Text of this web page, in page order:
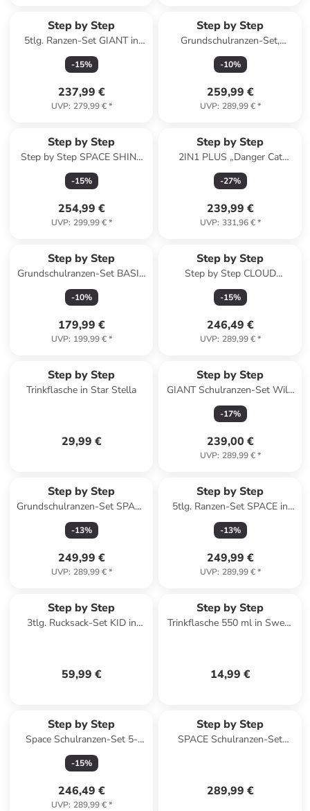
Step by Step
5tlg. Ranzen-Set GIANT in
Mermaid Lola
-15%
237,99 €
UVP: 279,99 €*
Step by Step
Grundschulranzen-Set,
CLOUD "Pegasus Liv" 5-teilig
in Lila
-10%
259,99 €
UVP: 289,99 €*
Step by Step
Step by Step SPACE SHINE
Schulranzen-Set "Dino Night
Tyro", 5-teilig
-15%
254,99 €
UVP: 299,99 €*
Step by Step
2IN1 PLUS „Danger Cat
Chiko“, 9-teilig, grün in Danger
Cat Chiko
-27%
239,99 €
UVP: 331,96 €*
Step by Step
Grundschulranzen-Set BASIS
"Green Graphics" 4-teilig in
Grün
-10%
179,99 €
UVP: 199,99 €*
Step by Step
Step by Step CLOUD
Schulranzen-Set "Dog Basty",
5-teilig
-15%
246,49 €
UVP: 289,99 €*
Step by Step
Trinkflasche in Star Stella
29,99 €
Step by Step
GIANT Schulranzen-Set Wild
Horse Nora 5-tlg. in rot
-17%
239,00 €
UVP: 289,99 €*
Step by Step
Grundschulranzen-Set SPACE
"Sports Car Mick" in Schwarz
-13%
249,99 €
UVP: 289,99 €*
Step by Step
5tlg. Ranzen-Set SPACE in
Ninja Yuma
-13%
249,99 €
UVP: 289,99 €*
Step by Step
3tlg. Rucksack-Set KID in
59,99 €
Step by Step
Trinkflasche 550 ml in Sweet
14,99 €
Step by Step
Space Schulranzen-Set 5-
teilig in Wild Horse Ronja
-15%
246,49 €
UVP: 289,99 €*
Step by Step
SPACE Schulranzen-Set
289,99 €